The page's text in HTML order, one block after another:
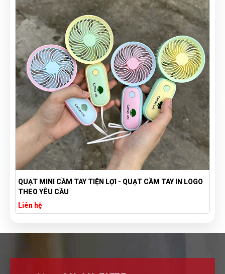
TÚI VẢI BỐ CANVAS IN LOGO THEO YÊU CẦU GIÁ RẺ -
XƯỞNG SẢN XUẤT TÚI VẢI CANVAS
Liên hệ